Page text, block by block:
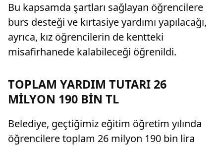
Bu kapsamda şartları sağlayan öğrencilere
burs desteği ve kırtasiye yardımı yapılacağı,
ayrıca, kız öğrencilerin de kentteki
misafirhanede kalabileceği öğrenildi.
TOPLAM YARDIM TUTARI 26
MİLYON 190 BİN TL
Belediye, geçtiğimiz eğitim öğretim yılında
öğrencilere toplam 26 milyon 190 bin lira